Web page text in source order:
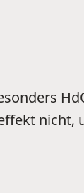
nicht,